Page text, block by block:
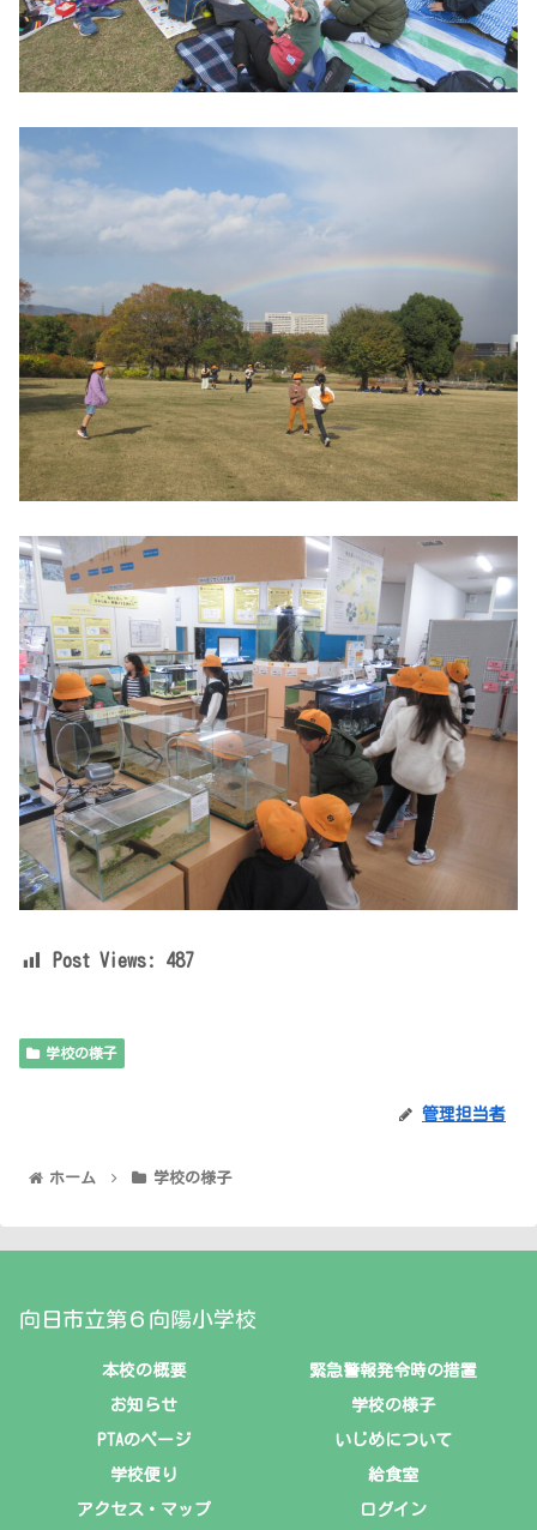
Post Views: 487
学校の様子
管理担当者
ホーム 学校の様子
向日市立第６向陽小学校
本校の概要 緊急警報発令時の措置
お知らせ 学校の様子
PTAのページ いじめについて
学校便り 給食室
アクセス・マップ ログイン